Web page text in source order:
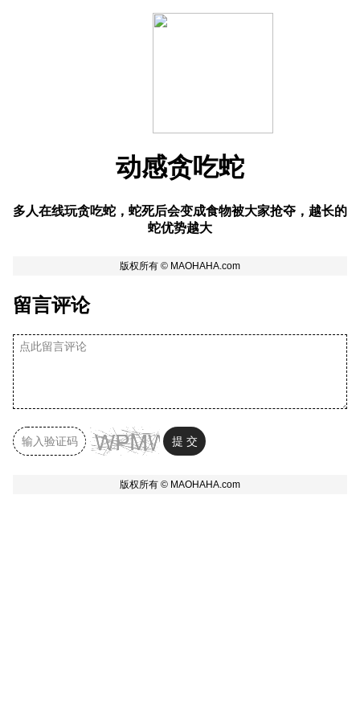
动感贪吃蛇
多人在线玩贪吃蛇，蛇死后会变成食物被大家抢夺，越长的
蛇优势越大
留言评论